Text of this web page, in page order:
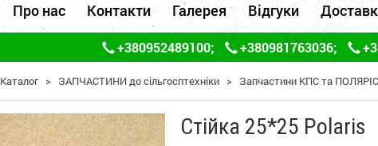
Про нас Контакти Галерея Відгуки
+380952489100; +380981763036;
Каталог > ЗАПЧАСТИНИ до сільгосптехніки > Запчастини КПС та ПОЛЯРІС
Стійка 25*25 Polaris